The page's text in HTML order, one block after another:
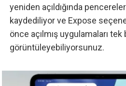
yeniden açıldığında
kaydediliyor ve Expose
önce açılmış uygulamaları tek
görüntüleyebiliyorsunuz.